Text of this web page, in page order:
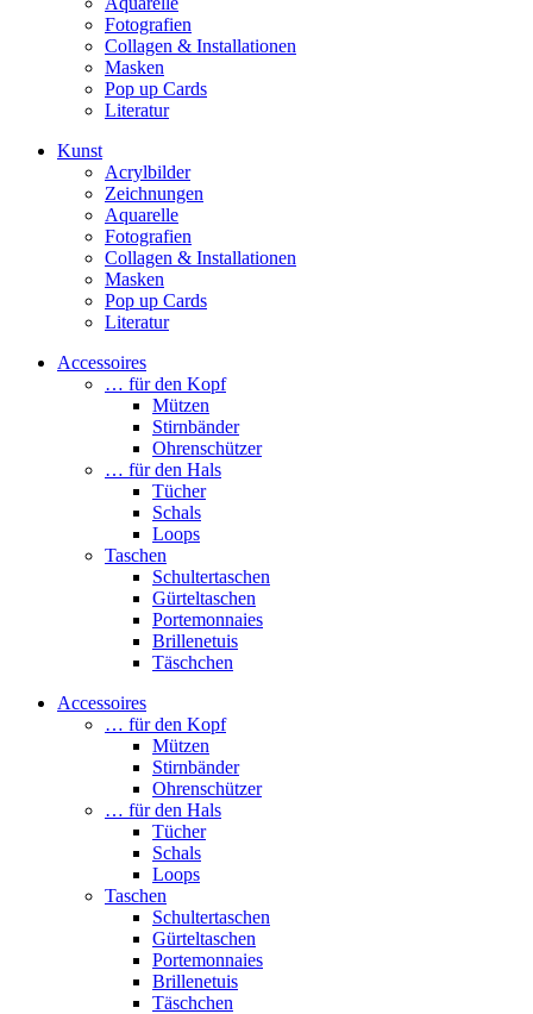
Fotografien
Collagen & Installationen
Masken
Pop up Cards
Literatur
Kunst
Acrylbilder
Zeichnungen
Aquarelle
Fotografien
Collagen & Installationen
Masken
Pop up Cards
Literatur
Accessoires
… für den Kopf
Mützen
Stirnbänder
Ohrenschützer
… für den Hals
Tücher
Schals
Loops
Taschen
Schultertaschen
Gürteltaschen
Portemonnaies
Brillenetuis
Täschchen
Accessoires
… für den Kopf
Mützen
Stirnbänder
Ohrenschützer
… für den Hals
Tücher
Schals
Loops
Taschen
Schultertaschen
Gürteltaschen
Portemonnaies
Brillenetuis
Täschchen